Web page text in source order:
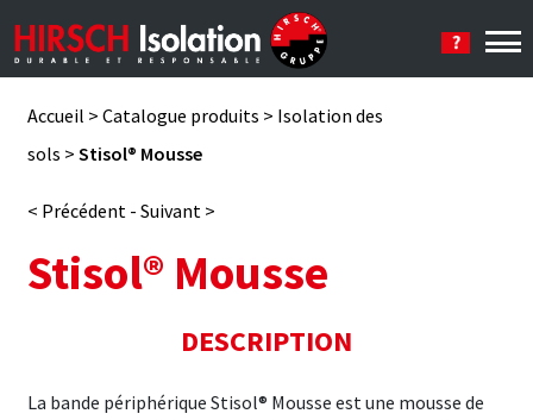
Accueil > Catalogue produits > Isolation des
sols > Stisol® Mousse
< Précédent - Suivant >
Stisol® Mousse
DESCRIPTION
La bande périphérique Stisol® Mousse est une mousse de